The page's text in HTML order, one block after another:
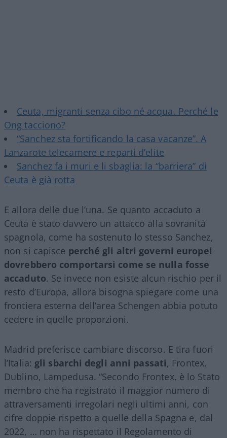
Ceuta, migranti senza cibo né acqua. Perché le
Ong tacciono?
“Sanchez sta fortificando la casa vacanze”. A
Lanzarote telecamere e reparti d’elite
Sanchez fa i muri e li sbaglia: la “barriera” di
Ceuta è già rotta
E allora delle due l’una. Se quanto accaduto a
Ceuta è stato davvero un attacco alla sovranità
spagnola, come ha sostenuto lo stesso Sanchez,
non si capisce perché gli altri governi europei
dovrebbero comportarsi come se nulla fosse
accaduto. Se invece non esiste alcun rischio per il
resto d’Europa, allora bisogna spiegare come una
frontiera esterna dell’area Schengen abbia potuto
cedere in quelle proporzioni.
Madrid preferisce cambiare discorso. E tira fuori
l’Italia: gli sbarchi degli anni passati, Frontex,
Dublino, Lampedusa. “Secondo Frontex, è lo Stato
membro che ha registrato il maggior numero di
attraversamenti irregolari negli ultimi anni, con
cifre doppie rispetto a quelle della Spagna e, dal
2022, … non ha rispettato il Regolamento di